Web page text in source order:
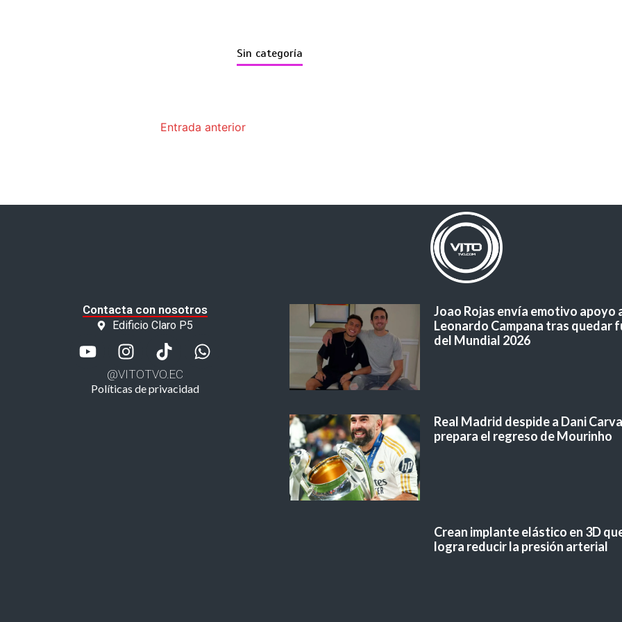
Sin categoría
Entrada anterior
Contacta con nosotros
Edificio Claro P5
@VITOTVO.EC
Políticas de privacidad
Joao Rojas envía emotivo apoyo
Leonardo Campana tras quedar
del Mundial 2026
Real Madrid despide a Dani
prepara el regreso de Mourinho
Crean implante elástico en 3D
logra reducir la presión arterial